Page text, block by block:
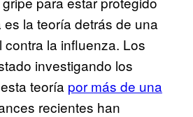
la teoría detrás de una
la influenza. Los
investigando los
teoría por más de una
recientes han